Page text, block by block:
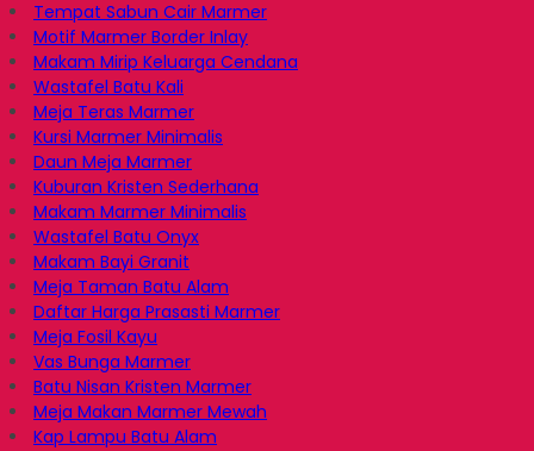
Tempat Sabun Cair Marmer
Motif Marmer Border Inlay
Makam Mirip Keluarga Cendana
Wastafel Batu Kali
Meja Teras Marmer
Kursi Marmer Minimalis
Daun Meja Marmer
Kuburan Kristen Sederhana
Makam Marmer Minimalis
Wastafel Batu Onyx
Makam Bayi Granit
Meja Taman Batu Alam
Daftar Harga Prasasti Marmer
Meja Fosil Kayu
Vas Bunga Marmer
Batu Nisan Kristen Marmer
Meja Makan Marmer Mewah
Kap Lampu Batu Alam